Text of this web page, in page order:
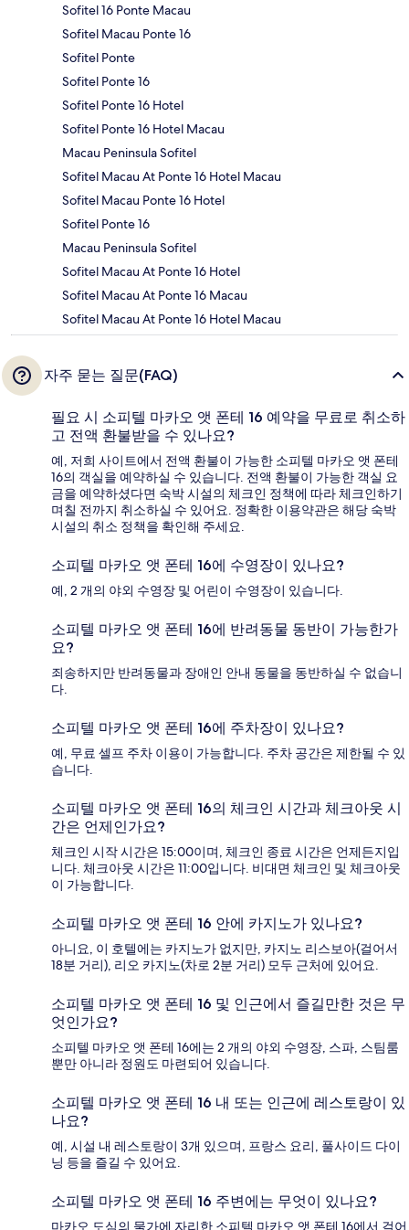
Sofitel 16 Ponte Macau
Sofitel Macau Ponte 16
Sofitel Ponte
Sofitel Ponte 16
Sofitel Ponte 16 Hotel
Sofitel Ponte 16 Hotel Macau
Macau Peninsula Sofitel
Sofitel Macau At Ponte 16 Hotel Macau
Sofitel Macau Ponte 16 Hotel
Sofitel Ponte 16
Macau Peninsula Sofitel
Sofitel Macau At Ponte 16 Hotel
Sofitel Macau At Ponte 16 Macau
Sofitel Macau At Ponte 16 Hotel Macau
자주 묻는 질문(FAQ)
필요 시 소피텔 마카오 앳 폰테 16 예약을 무료로 취소하
고 전액 환불받을 수 있나요?
예, 저희 사이트에서 전액 환불이 가능한 소피텔 마카오 앳 폰테
16의 객실을 예약하실 수 있습니다. 전액 환불이 가능한 객실 요
금을 예약하셨다면 숙박 시설의 체크인 정책에 따라 체크인하기
며칠 전까지 취소하실 수 있어요. 정확한 이용약관은 해당 숙박
시설의 취소 정책을 확인해 주세요.
소피텔 마카오 앳 폰테 16에 수영장이 있나요?
예, 2 개의 야외 수영장 및 어린이 수영장이 있습니다.
소피텔 마카오 앳 폰테 16에 반려동물 동반이 가능한가
요?
죄송하지만 반려동물과 장애인 안내 동물을 동반하실 수 없습니
다.
소피텔 마카오 앳 폰테 16에 주차장이 있나요?
예, 무료 셀프 주차 이용이 가능합니다. 주차 공간은 제한될 수 있
습니다.
소피텔 마카오 앳 폰테 16의 체크인 시간과 체크아웃 시
간은 언제인가요?
체크인 시작 시간은 15:00이며, 체크인 종료 시간은 언제든지입
니다. 체크아웃 시간은 11:00입니다. 비대면 체크인 및 체크아웃
이 가능합니다.
소피텔 마카오 앳 폰테 16 안에 카지노가 있나요?
아니요, 이 호텔에는 카지노가 없지만, 카지노 리스보아(걸어서
18분 거리), 리오 카지노(차로 2분 거리) 모두 근처에 있어요.
소피텔 마카오 앳 폰테 16 및 인근에서 즐길만한 것은 무
엇인가요?
소피텔 마카오 앳 폰테 16에는 2 개의 야외 수영장, 스파, 스팀룸
뿐만 아니라 정원도 마련되어 있습니다.
소피텔 마카오 앳 폰테 16 내 또는 인근에 레스토랑이 있
나요?
예, 시설 내 레스토랑이 3개 있으며, 프랑스 요리, 풀사이드 다이
닝 등을 즐길 수 있어요.
소피텔 마카오 앳 폰테 16 주변에는 무엇이 있나요?
마카오 도심의 물가에 자리한 소피텔 마카오 앳 폰테 16에서 걸어